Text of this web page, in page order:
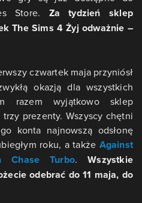
Store. Za tydzień sklep
The Sims 4 Żyj odważnie –
czwartek maja przyniósł
okazją dla wszystkich
razem wyjątkowo sklep
prezenty. Wszyscy chętni
konta najnowszą odsłonę
roku, a także Against
Chase Turbo.Wszystkie
odebrać do 11 maja, do